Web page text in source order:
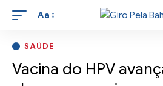
Aa
SAÚDE
Vacina do HPV